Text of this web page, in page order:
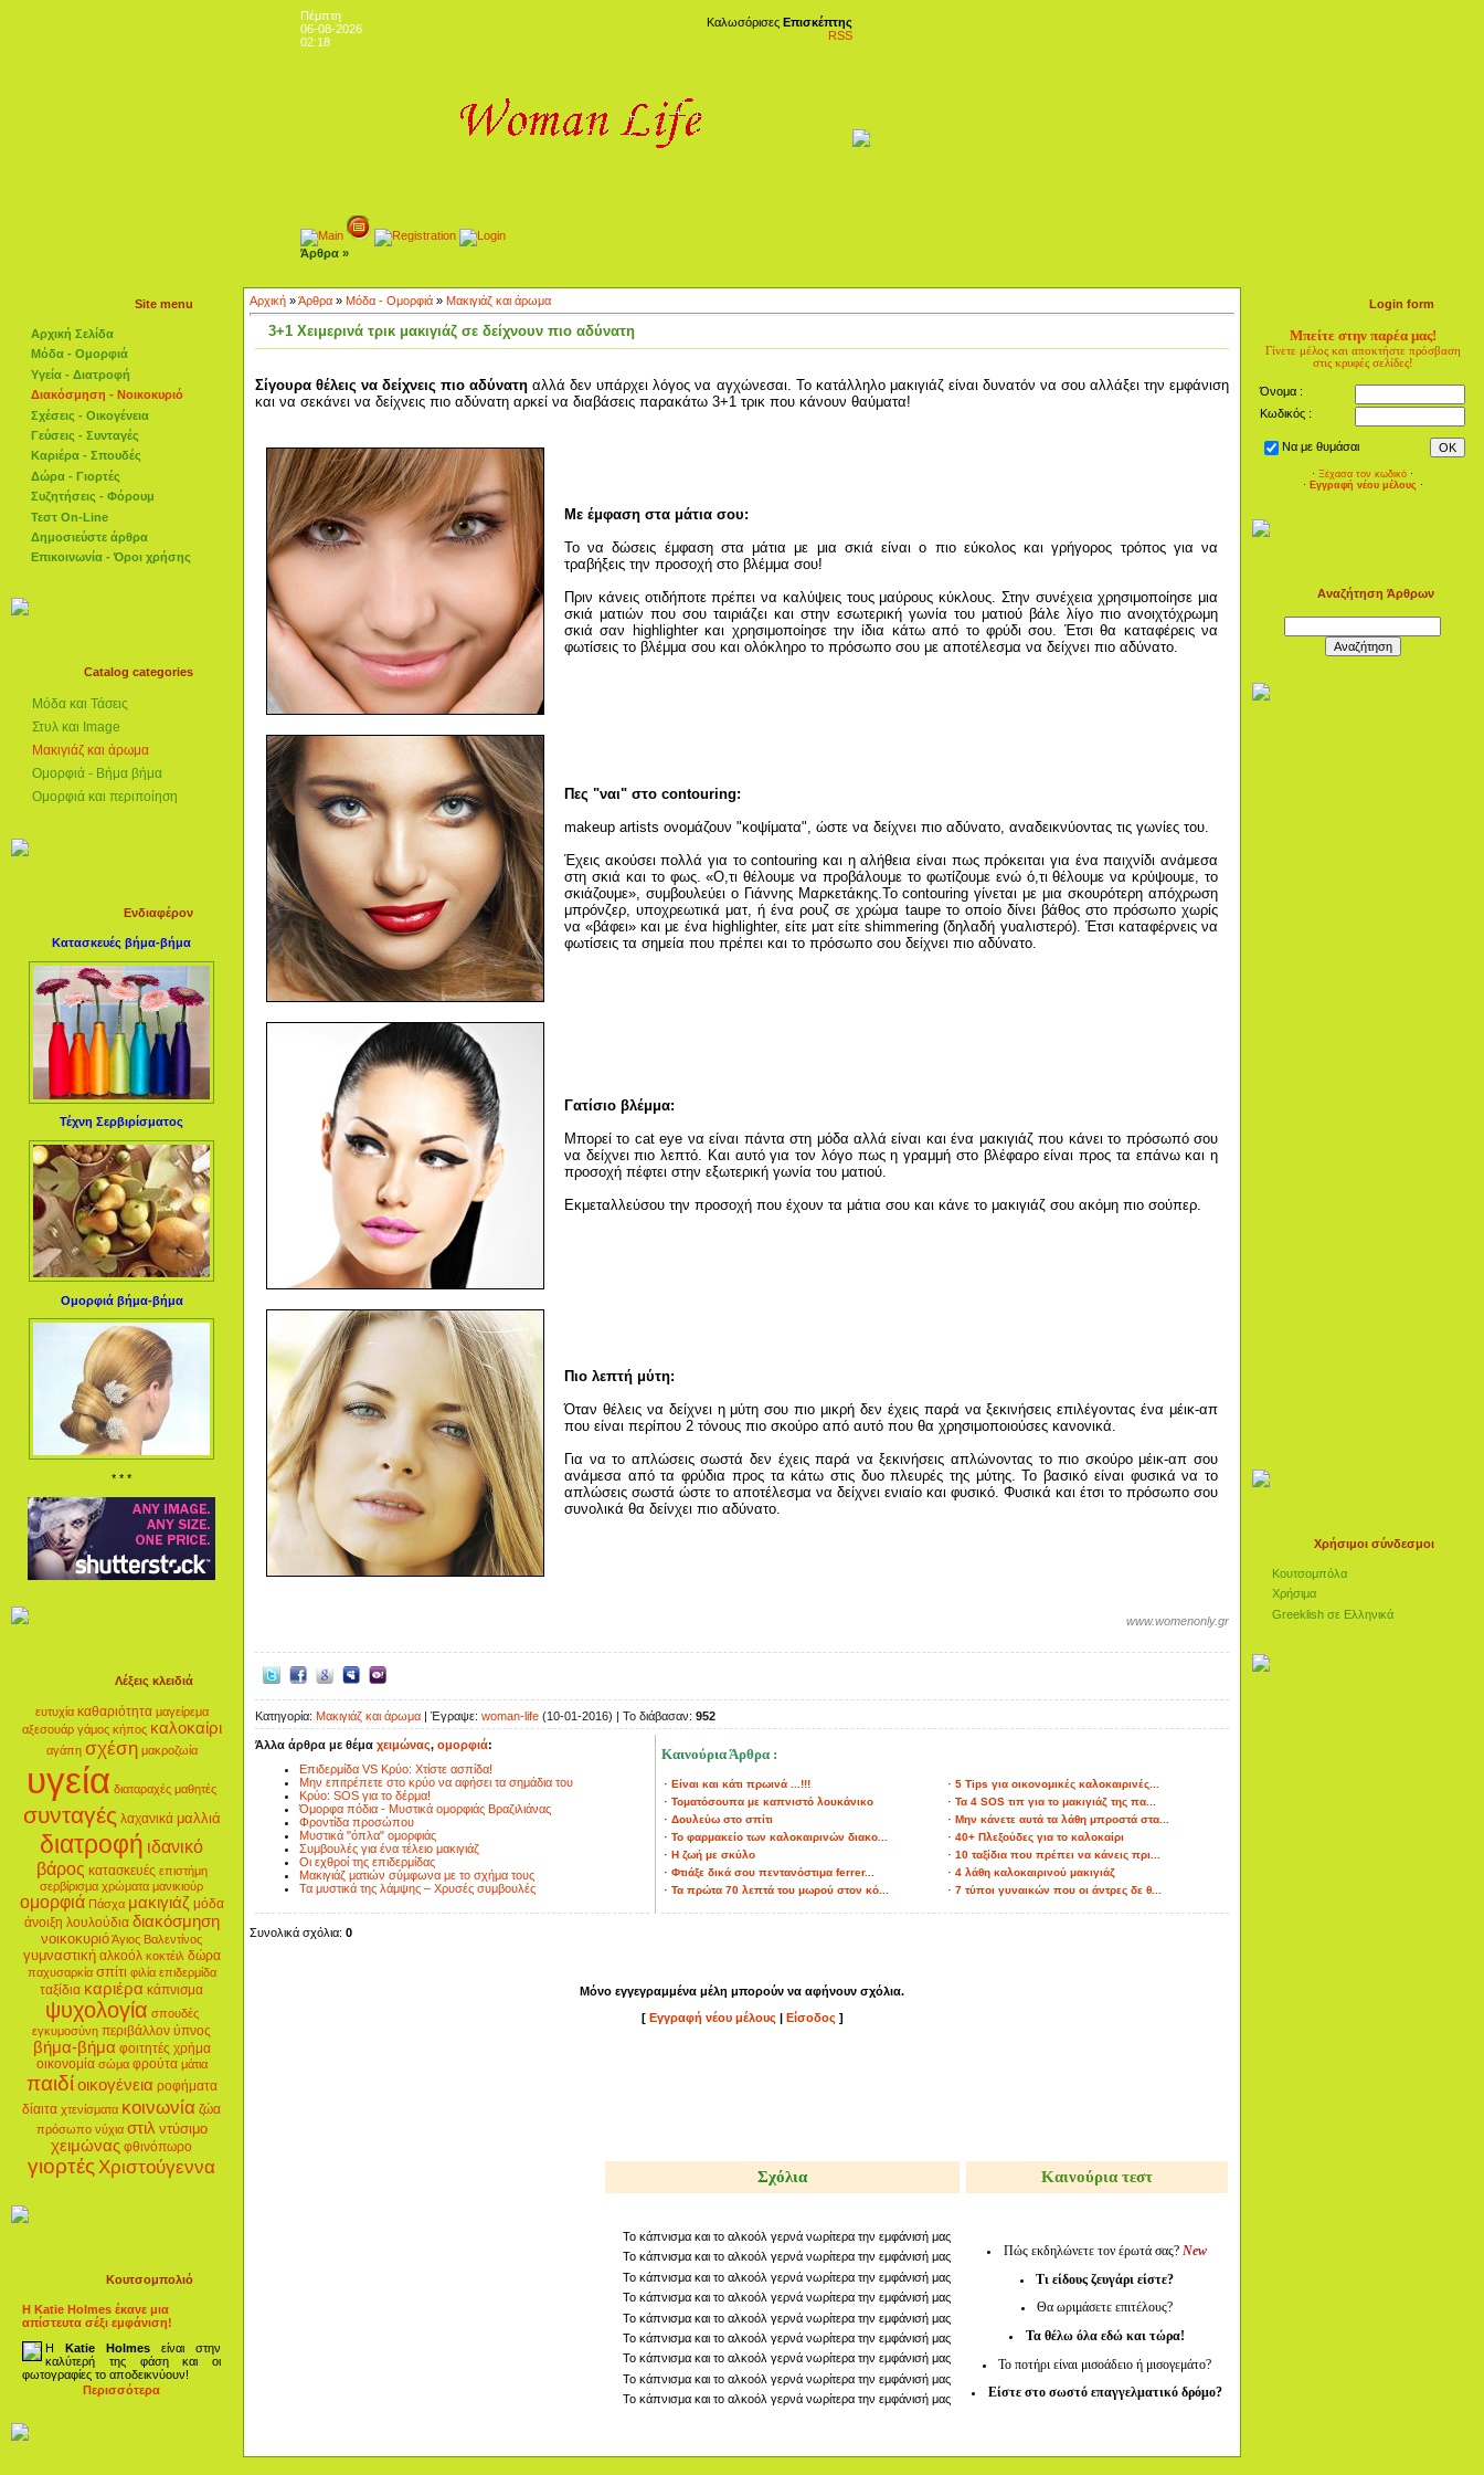
Πέμπτη
06-08-2026
02:18
Καλωσόρισες Επισκέπτης
RSS
Άρθρα »
Site menu
Αρχική Σελίδα
Μόδα - Ομορφιά
Υγεία - Διατροφή
Διακόσμηση - Νοικοκυριό
Σχέσεις - Οικογένεια
Γεύσεις - Συνταγές
Καριέρα - Σπουδές
Δώρα - Γιορτές
Συζητήσεις - Φόρουμ
Τεστ On-Line
Δημοσιεύστε άρθρα
Επικοινωνία - Όροι χρήσης
Catalog categories
Μόδα και Τάσεις
Στυλ και Image
Μακιγιάζ και άρωμα
Ομορφιά - Βήμα βήμα
Ομορφιά και περιποίηση
Ενδιαφέρον
Κατασκευές βήμα-βήμα
Τέχνη Σερβιρίσματος
Ομορφιά βήμα-βήμα
* * *
Λέξεις κλειδιά
ευτυχία καθαριότητα μαγείρεμα
αξεσουάρ γάμος κήπος καλοκαίρι
αγάπη σχέση μακροζωία
υγεία διαταραχές μαθητές
συνταγές λαχανικά μαλλιά
διατροφή ιδανικό
βάρος κατασκευές επιστήμη
σερβίρισμα χρώματα μανικιούρ
ομορφιά Πάσχα μακιγιάζ μόδα
άνοιξη λουλούδια διακόσμηση
νοικοκυριόΆγιος Βαλεντίνος
γυμναστική αλκοόλ κοκτέιλ δώρα
παχυσαρκία σπίτι φιλία επιδερμίδα
ταξίδια καριέρα κάπνισμα
ψυχολογία σπουδές
εγκυμοσύνη περιβάλλον ύπνος
βήμα-βήμα φοιτητές χρήμα
οικονομία σώμα φρούτα μάτια
παιδί οικογένεια ροφήματα
δίαιτα χτενίσματα κοινωνία ζώα
πρόσωπο νύχια στιλ ντύσιμο
χειμώνας φθινόπωρο
γιορτές Χριστούγεννα
Κουτσομπολιό
Η Katie Holmes έκανε μια
απίστευτα σέξι εμφάνιση!
Η Katie Holmes είναι στην
καλύτερή της φάση και οι
φωτογραφίες το αποδεικνύουν!
Περισσότερα
Αρχική »Άρθρα » Μόδα - Ομορφιά » Μακιγιάζ και άρωμα
3+1 Xειμερινά τρικ μακιγιάζ σε δείχνουν πιο αδύνατη
Σίγουρα θέλεις να δείχνεις πιο αδύνατη αλλά δεν υπάρχει λόγος να αγχώνεσαι. Το κατάλληλο μακιγιάζ είναι δυνατόν να σου αλλάξει την εμφάνιση
και να σεκάνει να δείχνεις πιο αδύνατη αρκεί να διαβάσεις παρακάτω 3+1 τρικ που κάνουν θαύματα!
Με έμφαση στα μάτια σου:
Το να δώσεις έμφαση στα μάτια με μια σκιά είναι ο πιο εύκολος και γρήγορος τρόπος για να
τραβήξεις την προσοχή στο βλέμμα σου!
Πριν κάνεις οτιδήποτε πρέπει να καλύψεις τους μαύρους κύκλους. Στην συνέχεια χρησιμοποίησε μια
σκιά ματιών που σου ταιριάζει και στην εσωτερική γωνία του ματιού βάλε λίγο πιο ανοιχτόχρωμη
σκιά σαν highlighter και χρησιμοποίησε την ίδια κάτω από το φρύδι σου. Έτσι θα καταφέρεις να
φωτίσεις το βλέμμα σου και ολόκληρο το πρόσωπο σου με αποτέλεσμα να δείχνει πιο αδύνατο.
Πες "ναι" στο contouring:
makeup artists ονομάζουν "κοψίματα", ώστε να δείχνει πιο αδύνατο, αναδεικνύοντας τις γωνίες του.
Έχεις ακούσει πολλά για το contouring και η αλήθεια είναι πως πρόκειται για ένα παιχνίδι ανάμεσα
στη σκιά και το φως. «Ο,τι θέλουμε να προβάλουμε το φωτίζουμε ενώ ό,τι θέλουμε να κρύψουμε, το
σκιάζουμε», συμβουλεύει ο Γιάννης Μαρκετάκης.Το contouring γίνεται με μια σκουρότερη απόχρωση
μπρόνζερ, υποχρεωτικά ματ, ή ένα ρουζ σε χρώμα taupe το οποίο δίνει βάθος στο πρόσωπο χωρίς
να «βάφει» και με ένα highlighter, είτε ματ είτε shimmering (δηλαδή γυαλιστερό). Έτσι καταφέρνεις να
φωτίσεις τα σημεία που πρέπει και το πρόσωπο σου δείχνει πιο αδύνατο.
Γατίσιο βλέμμα:
Μπορεί το cat eye να είναι πάντα στη μόδα αλλά είναι και ένα μακιγιάζ που κάνει το πρόσωπό σου
να δείχνει πιο λεπτό. Και αυτό για τον λόγο πως η γραμμή στο βλέφαρο είναι προς τα επάνω και η
προσοχή πέφτει στην εξωτερική γωνία του ματιού.
Εκμεταλλεύσου την προσοχή που έχουν τα μάτια σου και κάνε το μακιγιάζ σου ακόμη πιο σούπερ.
Πιο λεπτή μύτη:
Όταν θέλεις να δείχνει η μύτη σου πιο μικρή δεν έχεις παρά να ξεκινήσεις επιλέγοντας ένα μέικ-απ
που είναι περίπου 2 τόνους πιο σκούρο από αυτό που θα χρησιμοποιούσες κανονικά.
Για να το απλώσεις σωστά δεν έχεις παρά να ξεκινήσεις απλώνοντας το πιο σκούρο μέικ-απ σου
ανάμεσα από τα φρύδια προς τα κάτω στις δυο πλευρές της μύτης. Το βασικό είναι φυσικά να το
απλώσεις σωστά ώστε το αποτέλεσμα να δείχνει ενιαίο και φυσικό. Φυσικά και έτσι το πρόσωπο σου
συνολικά θα δείνχει πιο αδύνατο.
www.womenonly.gr
Κατηγορία: Μακιγιάζ και άρωμα | Έγραψε: woman-life (10-01-2016) | Το διάβασαν: 952
Άλλα άρθρα με θέμα χειμώνας, ομορφιά:
Επιδερμίδα VS Κρύο: Χτίστε ασπίδα!
Μην επιτρέπετε στο κρύο να αφήσει τα σημάδια του
Κρύο: SOS για το δέρμα!
Όμορφα πόδια - Μυστικά ομορφιάς Βραζιλιάνας
Φροντίδα προσώπου
Μυστικά "όπλα" ομορφιάς
Συμβουλές για ένα τέλειο μακιγιάζ
Οι εχθροί της επιδερμίδας
Μακιγιάζ ματιών σύμφωνα με το σχήμα τους
Τα μυστικά της λάμψης – Χρυσές συμβουλές
Καινούρια Άρθρα :
· Είναι και κάτι πρωινά ...!!! · 5 Tips για οικονομικές καλοκαιρινές...
· Τοματόσουπα με καπνιστό λουκάνικο · Τα 4 SOS τιπ για το μακιγιάζ της πα...
· Δουλεύω στο σπίτι · Μην κάνετε αυτά τα λάθη μπροστά στα...
· Το φαρμακείο των καλοκαιρινών διακο... · 40+ Πλεξούδες για το καλοκαίρι
· Η ζωή με σκύλο · 10 ταξίδια που πρέπει να κάνεις πρι...
· Φτιάξε δικά σου πεντανόστιμα ferrer... · 4 λάθη καλοκαιρινού μακιγιάζ
· Τα πρώτα 70 λεπτά του μωρού στον κό... · 7 τύποι γυναικών που οι άντρες δε θ...
Συνολικά σχόλια: 0
Μόνο εγγεγραμμένα μέλη μπορούν να αφήνουν σχόλια.
[ Εγγραφή νέου μέλους | Είσοδος ]
Σχόλια Καινούρια τεστ
Το κάπνισμα και το αλκοόλ γερνά νωρίτερα την εμφάνισή μας
Το κάπνισμα και το αλκοόλ γερνά νωρίτερα την εμφάνισή μας
Το κάπνισμα και το αλκοόλ γερνά νωρίτερα την εμφάνισή μας
Το κάπνισμα και το αλκοόλ γερνά νωρίτερα την εμφάνισή μας
Το κάπνισμα και το αλκοόλ γερνά νωρίτερα την εμφάνισή μας
Το κάπνισμα και το αλκοόλ γερνά νωρίτερα την εμφάνισή μας
Το κάπνισμα και το αλκοόλ γερνά νωρίτερα την εμφάνισή μας
Το κάπνισμα και το αλκοόλ γερνά νωρίτερα την εμφάνισή μας
Το κάπνισμα και το αλκοόλ γερνά νωρίτερα την εμφάνισή μας
Πώς εκδηλώνετε τον έρωτά σας? New
Τι είδους ζευγάρι είστε?
Θα ωριμάσετε επιτέλους?
Τα θέλω όλα εδώ και τώρα!
Το ποτήρι είναι μισοάδειο ή μισογεμάτο?
Είστε στο σωστό επαγγελματικό δρόμο?
Login form
Μπείτε στην παρέα μας!
Γίνετε μέλος και αποκτήστε πρόσβαση
στις κρυφές σελίδες!
Όνομα :
Κωδικός :
Να με θυμάσαι
· Ξέχασα τον κωδικό ·
· Εγγραφή νέου μέλους ·
Αναζήτηση Άρθρων
Χρήσιμοι σύνδεσμοι
Κουτσομπόλα
Χρήσιμα
Greeklish σε Ελληνικά